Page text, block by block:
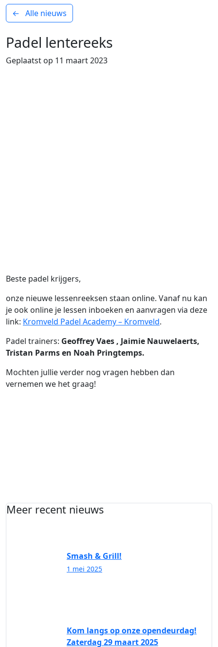
← Alle nieuws
Padel lentereeks
Geplaatst op 11 maart 2023
Beste padel krijgers,
onze nieuwe lessenreeksen staan online. Vanaf nu kan
je ook online je lessen inboeken en aanvragen via deze
link: Kromveld Padel Academy – Kromveld.
Padel trainers: Geoffrey Vaes , Jaimie Nauwelaerts,
Tristan Parms en Noah Pringtemps.
Mochten jullie verder nog vragen hebben dan
vernemen we het graag!
Meer recent nieuws
Smash & Grill!
1 mei 2025
Kom langs op onze opendeurdag!
Zaterdag 29 maart 2025